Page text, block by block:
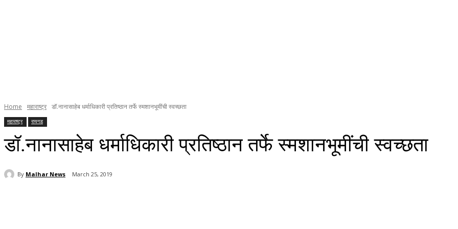
Home महाराष्ट्र डॉ.नानासाहेब धर्माधिकारी प्रतिष्ठान तर्फे स्मशानभूमींची स्वच्छता
महाराष्ट्र रायगड
डॉ.नानासाहेब धर्माधिकारी प्रतिष्ठान तर्फे स्मशानभूमींची स्वच्छता
By Malhar News March 25, 2019